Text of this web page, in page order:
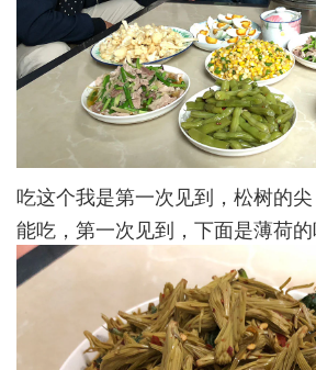
吃这个我是第一次见到，松树的
能吃，第一次见到，下面是薄荷的